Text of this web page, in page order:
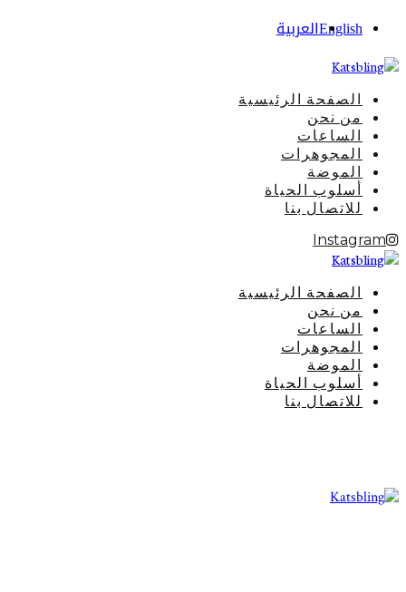
Englishالعربية
الصفحة الرئيسية
من نحن
الساعات
المجوهرات
الموضة
أسلوب الحياة
للاتصال بنا
Instagram
الصفحة الرئيسية
من نحن
الساعات
المجوهرات
الموضة
أسلوب الحياة
للاتصال بنا